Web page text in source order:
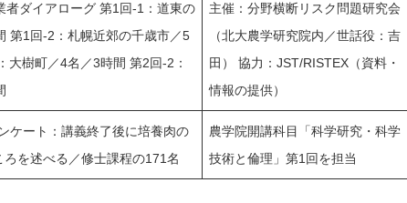
者ダイアローグ 第1回-1：道東の
第1回-2：札幌近郊の千歳市／5
大樹町／4名／3時間 第2回-2：
主催：分野横断リスク問題研究会
（北大農学研究院内／世話役：吉
田） 協力：JST/RISTEX（資料・
情報の提供）
ケート：講義終了後に培養肉の
を述べる／修士課程の171名
農学院開講科目「科学研究・科学
技術と倫理」第1回を担当